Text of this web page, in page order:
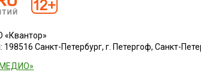
«Квантор»
Санкт-Петербург, г. Петергоф, Санкт-